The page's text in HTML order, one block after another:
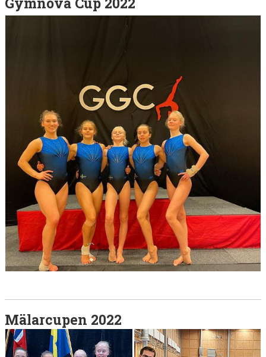
Mälarcupen 2022